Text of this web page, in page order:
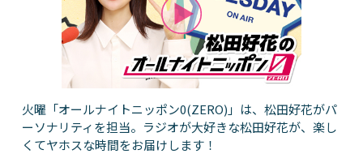
火曜「オールナイトニッポン0(ZERO)」は、松田好花がパ
ーソナリティを担当。ラジオが大好きな松田好花が、楽し
くてヤホスな時間をお届けします！